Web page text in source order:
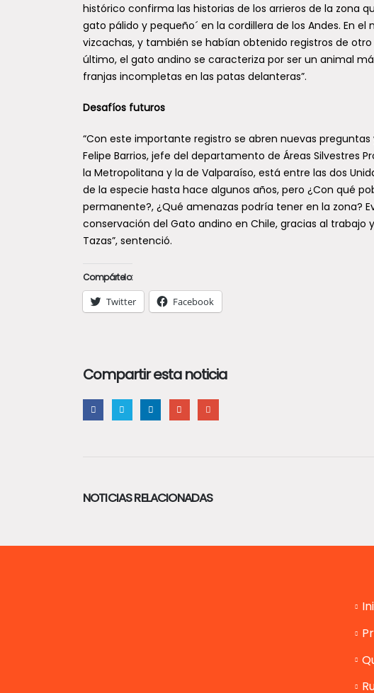
histórico confirma las historias de los arrieros de la zona
gato pálido y pequeño´ en la cordillera de los Andes. En
vizcachas, y también se habían obtenido registros de
último, el gato andino se caracteriza por ser un animal
franjas incompletas en las patas delanteras”.
Desafíos futuros
“Con este importante registro se abren nuevas
Felipe Barrios, jefe del departamento de Áreas Silvestres
la Metropolitana y la de Valparaíso, está entre las dos
de la especie hasta hace algunos años, pero ¿Con qué
permanente?, ¿Qué amenazas podría tener en la zona?
conservación del Gato andino en Chile, gracias al trabajo
Tazas”, sentenció.
Compártelo:
Twitter Facebook
Compartir esta noticia
NOTICIAS RELACIONADAS